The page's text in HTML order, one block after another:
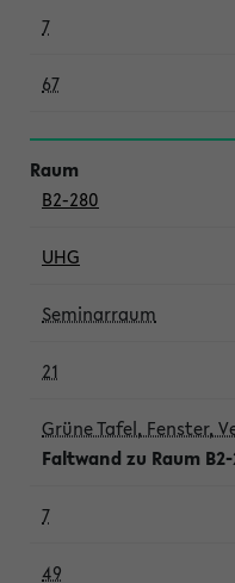
7
67
B2-280
UHG
Seminarraum
21
Grüne Tafel, Fenster,
Faltwand zu Raum
7
49